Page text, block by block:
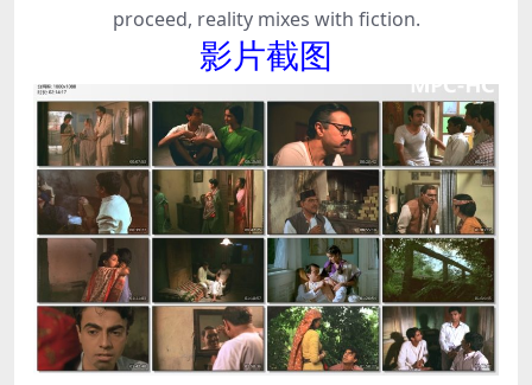
proceed, reality mixes with fiction.
影片截图